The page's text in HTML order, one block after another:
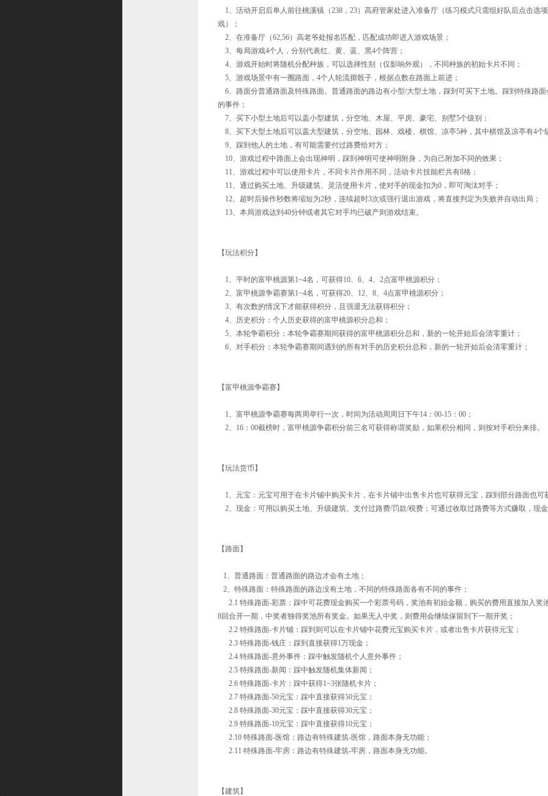
1、活动开启后单人前往桃溪镇（238，23）高府管家处进入准备厅（练习模式只需组好队后点击选
戏）；
2、在准备厅（62,56）高老爷处报名匹配，匹配成功即进入游戏场景；
3、每局游戏4个人，分别代表红、黄、蓝、黑4个阵营；
4、游戏开始时将随机分配种族，可以选择性别（仅影响外观），不同种族的初始卡片不同；
5、游戏场景中有一圈路面，4个人轮流掷骰子，根据点数在路面上前进；
6、路面分普通路面及特殊路面。普通路面的路边有小型/大型土地，踩到可买下土地。踩到特殊路面
的事件；
7、买下小型土地后可以盖小型建筑，分空地、木屋、平房、豪宅、别墅5个级别；
8、买下大型土地后可以盖大型建筑，分空地、园林、戏楼、棋馆、凉亭5种，其中棋馆及凉亭有4个
9、踩到他人的土地，有可能需要付过路费给对方；
10、游戏过程中路面上会出现神明，踩到神明可使神明附身，为自己附加不同的效果；
11、游戏过程中可以使用卡片，不同卡片作用不同，活动卡片技能栏共有8格；
11、通过购买土地、升级建筑、灵活使用卡片，使对手的现金扣为0，即可淘汰对手；
12、超时后操作秒数将缩短为2秒，连续超时3次或强行退出游戏，将直接判定为失败并自动出局；
13、本局游戏达到40分钟或者其它对手均已破产则游戏结束。
【玩法积分】
1、平时的富甲桃源第1~4名，可获得10、6、4、2点富甲桃源积分；
2、富甲桃源争霸赛第1~4名，可获得20、12、8、4点富甲桃源积分；
3、有次数的情况下才能获得积分，且强退无法获得积分；
4、历史积分：个人历史获得的富甲桃源积分总和；
5、本轮争霸积分：本轮争霸赛期间获得的富甲桃源积分总和，新的一轮开始后会清零重计；
6、对手积分：本轮争霸赛期间遇到的所有对手的历史积分总和，新的一轮开始后会清零重计；
【富甲桃源争霸赛】
1、富甲桃源争霸赛每两周举行一次，时间为活动周周日下午14：00-15：00；
2、16：00截榜时，富甲桃源争霸积分前三名可获得称谓奖励，如果积分相同，则按对手积分来排。
【玩法货币】
1、元宝：元宝可用于在卡片铺中购买卡片，在卡片铺中出售卡片也可获得元宝，踩到部分路面也可
2、现金：可用以购买土地、升级建筑、支付过路费/罚款/税费；可通过收取过路费等方式赚取，现金
【路面】
1、普通路面：普通路面的路边才会有土地；
2、特殊路面：特殊路面的路边没有土地，不同的特殊路面各有不同的事件；
2.1 特殊路面-彩票：踩中可花费现金购买一个彩票号码，奖池有初始金额，购买的费用直接加入奖
8回合开一期，中奖者独得奖池所有奖金。如果无人中奖，则费用会继续保留到下一期开奖；
2.2 特殊路面-卡片铺：踩到则可以在卡片铺中花费元宝购买卡片，或者出售卡片获得元宝；
2.3 特殊路面-钱庄：踩到直接获得1万现金；
2.4 特殊路面-意外事件：踩中触发随机个人意外事件；
2.5 特殊路面-新闻：踩中触发随机集体新闻；
2.6 特殊路面-卡片：踩中获得1~3张随机卡片；
2.7 特殊路面-50元宝：踩中直接获得50元宝；
2.8 特殊路面-30元宝：踩中直接获得30元宝；
2.9 特殊路面-10元宝：踩中直接获得10元宝；
2.10 特殊路面-医馆：路边有特殊建筑-医馆，路面本身无功能；
2.11 特殊路面-牢房：路边有特殊建筑-牢房，路面本身无功能。
【建筑】